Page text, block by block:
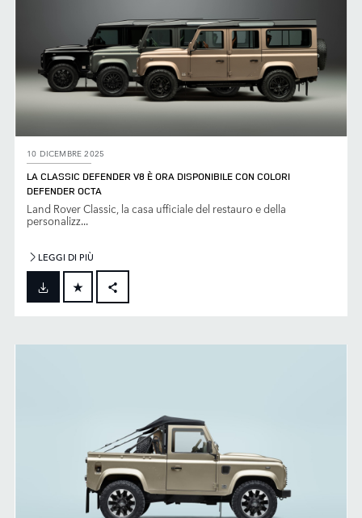
10 DICEMBRE 2025
LA CLASSIC DEFENDER V8 È ORA DISPONIBILE CON COLORI
DEFENDER OCTA
Land Rover Classic, la casa ufficiale del restauro e della
personalizz...
LEGGI DI PIÙ